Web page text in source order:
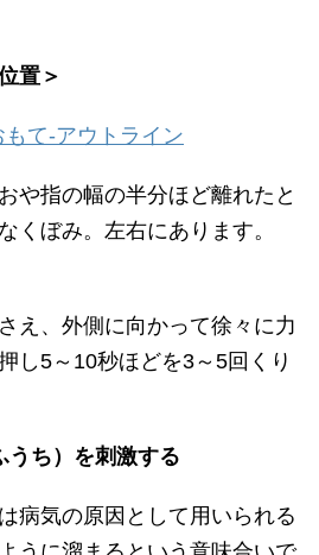
位置＞
や指の幅の半分ほど離れたと
くぼみ。左右にあります。
え、外側に向かって徐々に力
し5～10秒ほどを3～5回くり
うち）を刺激する
病気の原因として用いられる